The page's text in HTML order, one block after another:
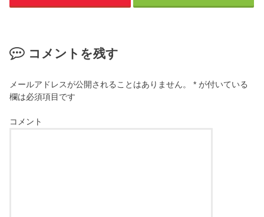
コメントを残す
メールアドレスが公開されることはありません。 * が付いている
欄は必須項目です
コメント